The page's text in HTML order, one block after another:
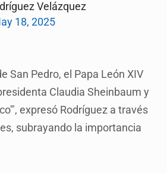
Velázquez
18, 2025
San Pedro, el Papa León XIV
Claudia Sheinbaum y
expresó Rodríguez a través
subrayando la importancia